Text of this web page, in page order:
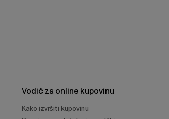
Vodič za online kupovinu
Kako izvršiti kupovinu